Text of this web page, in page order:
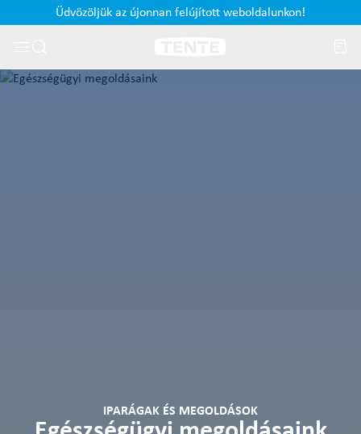
Ugrás a kereséshez
Üdvözöljük az újonnan felújított weboldalunkon!
IPARÁGAK ÉS MEGOLDÁSOK